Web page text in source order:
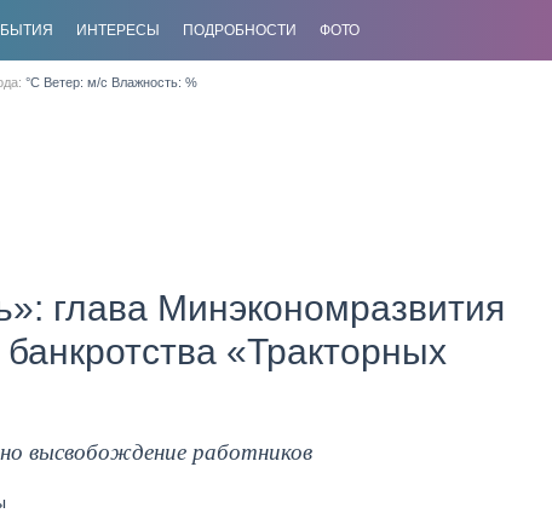
ИНТЕРЕСЫ ПОДРОБНОСТИ ФОТО
°C Ветер: м/с Влажность: %
глава Минэкономразвития
«Тракторных
высвобождение работников